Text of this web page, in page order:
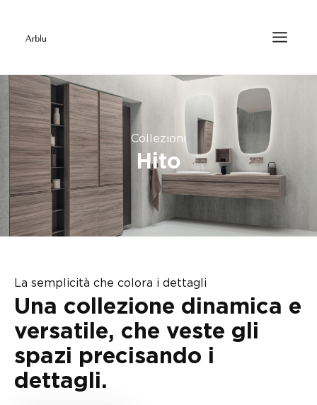
Collezioni
Hito
La semplicità che colora i dettagli
Una collezione dinamica e
versatile, che veste gli
spazi precisando i
dettagli.